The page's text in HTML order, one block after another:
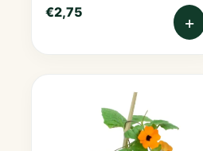
€2,75 +